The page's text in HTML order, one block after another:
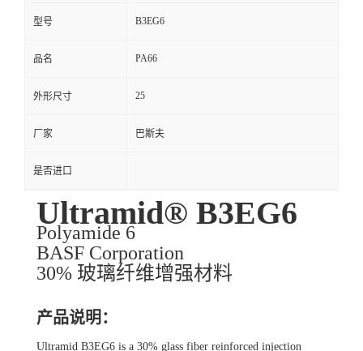
型号 B3EG6
品名 PA66
外形尺寸 25
厂家 巴斯夫
是否进口
Ultramid® B3EG6
Polyamide 6
BASF Corporation
30% 玻璃纤维增强材料
产品说明：
Ultramid B3EG6 is a 30% glass fiber reinforced injection